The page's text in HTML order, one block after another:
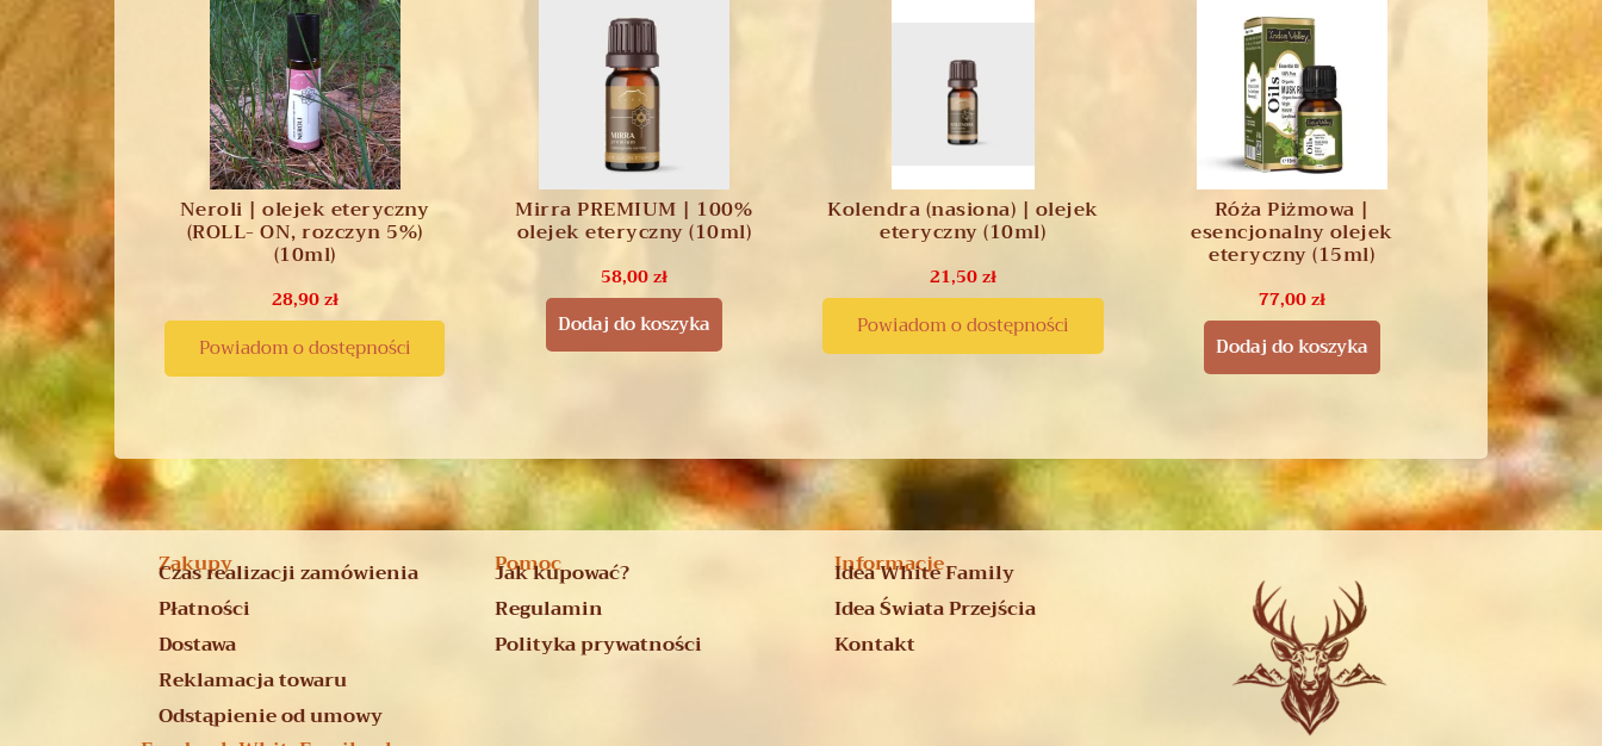
Neroli | olejek eteryczny
(ROLL- ON, rozczyn 5%)
(10ml)
28,90zł
Powiadom o dostępności
Mirra PREMIUM | 100%
olejek eteryczny (10ml)
58,00zł
Dodaj do koszyka
Kolendra (nasiona) | olejek
eteryczny (10ml)
21,50zł
Powiadom o dostępności
Róża Piżmowa |
esencjonalny olejek
eteryczny (15ml)
77,00zł
Dodaj do koszyka
Zakupy
Czas realizacji zamówienia
Płatności
Dostawa
Reklamacja towaru
Odstąpienie od umowy
Pomoc
Jak kupować?
Regulamin
Polityka prywatności
Informacje
Idea White Family
Idea Świata Przejścia
Kontakt